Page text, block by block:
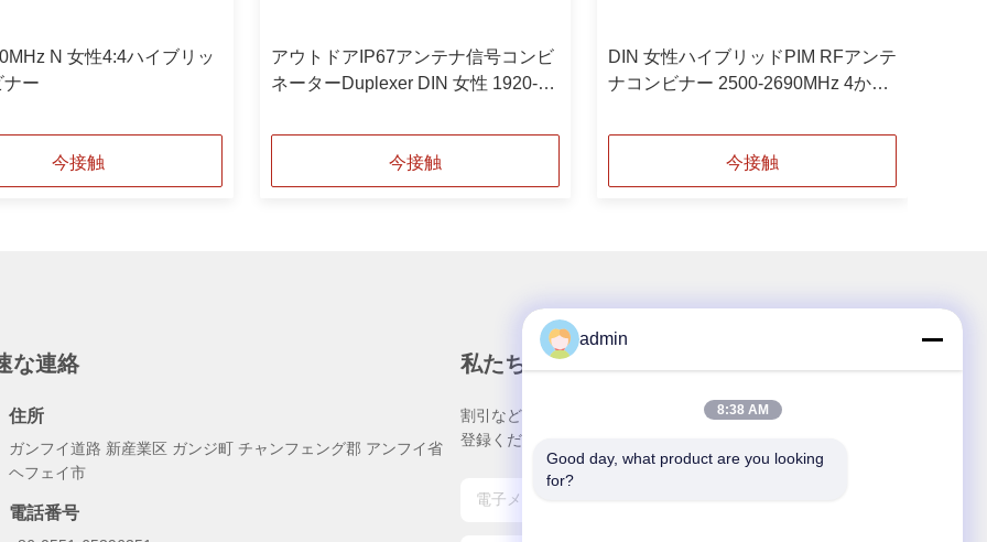
N 女性4:4ハイブリッ
ナー
今接触
アウトドアIP67アンテナ信号コンビ
ネーターDuplexer DIN 女性 1920-
今接触
DIN 女性ハイブリッドPIM RFアンテ
ナコンビナー 2500-2690MHz 4から
今接触
な連絡
住所
ガンフイ道路 新産業区 ガンジ町 チャンフェング郡 アンフイ省
ヘフェイ市
電話番号
私たちのニュースレター
割引など、お得な情報をお届けするニュースレターにご
登録ください。
admin
8:38 AM
Good day, what product are you looking
for?